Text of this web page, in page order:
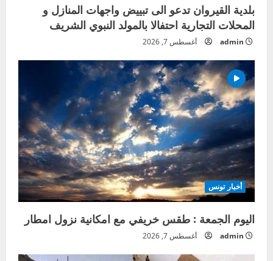
بلدية القيروان تدعو الى تبييض واجهات المنازل و
المحلات التجارية احتفالا بالمولد النبوي الشريف
admin أغسطس 7, 2026
أخبار تونس
اليوم الجمعة : طقس خريفي مع امكانية نزول امطار
admin أغسطس 7, 2026